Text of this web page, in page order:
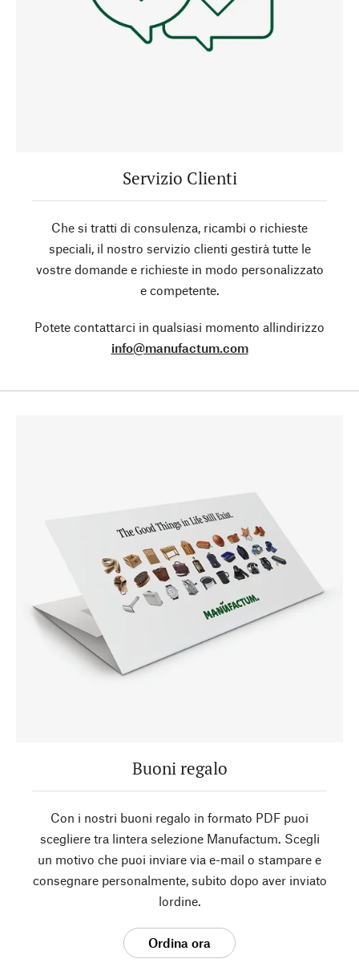
Servizio Clienti
Che si tratti di consulenza, ricambi o richieste
speciali, il nostro servizio clienti gestirà tutte le
vostre domande e richieste in modo personalizzato
e competente.
Potete contattarci in qualsiasi momento allindirizzo
info@manufactum.com
Buoni regalo
Con i nostri buoni regalo in formato PDF puoi
scegliere tra lintera selezione Manufactum. Scegli
un motivo che puoi inviare via e-mail o stampare e
consegnare personalmente, subito dopo aver inviato
lordine.
Ordina ora